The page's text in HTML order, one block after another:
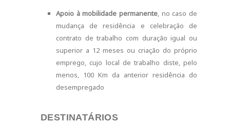
Apoio à mobilidade permanente, no caso de
mudança de residência e celebração de
contrato de trabalho com duração igual ou
superior a 12 meses ou criação do próprio
emprego, cujo local de trabalho diste, pelo
menos, 100 Km da anterior residência do
desempregado
DESTINATÁRIOS